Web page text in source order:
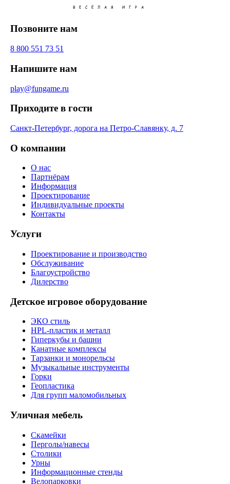
Позвоните нам
8 800 551 73 51
Напишите нам
play@fungame.ru
Приходите в гости
Санкт-Петербург, дорога на Петро-Славянку, д. 7
О компании
О нас
Партнёрам
Информация
Проектирование
Индивидуальные проекты
Контакты
Услуги
Проектирование и производство
Обслуживание
Благоустройство
Дилерство
Детское игровое оборудование
ЭКО стиль
HPL-пластик и металл
Гиперкубы и башни
Канатные комплексы
Тарзанки и монорельсы
Музыкальные инструменты
Горки
Геопластика
Для групп маломобильных
Уличная мебель
Скамейки
Перголы/навесы
Столики
Урны
Информационные стенды
Велопарковки